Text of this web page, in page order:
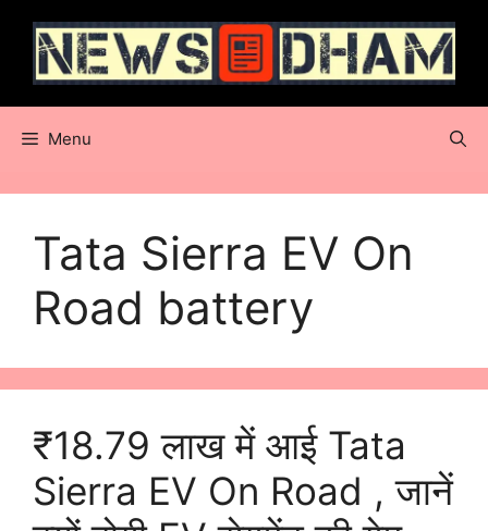
content
Menu
Tata Sierra EV On
Road battery
₹18.79 लाख में आई Tata
Sierra EV On Road , जानें